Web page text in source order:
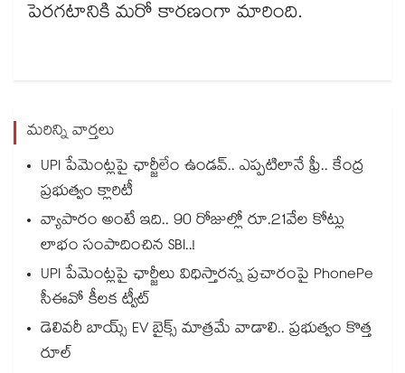
పెరగటానికి మరో కారణంగా మారింది.
మరిన్ని వార్తలు
UPI పేమెంట్లపై ఛార్జీలేం ఉండవ్.. ఎప్పటిలానే ఫ్రీ.. కేంద్ర
ప్రభుత్వం క్లారిటీ
వ్యాపారం అంటే ఇది.. 90 రోజుల్లో రూ.21వేల కోట్లు
లాభం సంపాదించిన SBI..!
UPI పేమెంట్లపై ఛార్జీలు విధిస్తారన్న ప్రచారంపై PhonePe
సీఈవో కీలక ట్వీట్
డెలివరీ బాయ్స్ EV బైక్స్ మాత్రమే వాడాలి.. ప్రభుత్వం కొత్త
రూల్